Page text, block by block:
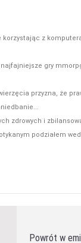
z
gry
przyzna, że
zdrowych i
podziałem
Powrót w